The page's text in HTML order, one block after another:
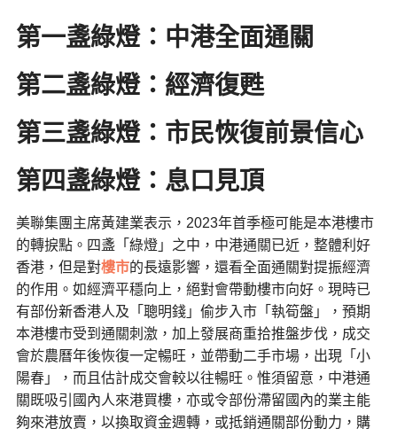
第一盞綠燈：中港全面通關
第二盞綠燈：經濟復甦
第三盞綠燈：市民恢復前景信心
第四盞綠燈：息口見頂
美聯集團主席黃建業表示，2023年首季極可能是本港樓市
的轉捩點。四盞「綠燈」之中，中港通關已近，整體利好
香港，但是對樓市的長遠影響，還看全面通關對提振經濟
的作用。如經濟平穩向上，絕對會帶動樓市向好。現時已
有部份新香港人及「聰明錢」偷步入市「執筍盤」，預期
本港樓市受到通關刺激，加上發展商重拾推盤步伐，成交
會於農曆年後恢復一定暢旺，並帶動二手市場，出現「小
陽春」，而且估計成交會較以往暢旺。惟須留意，中港通
關既吸引國內人來港買樓，亦或令部份滯留國內的業主能
夠來港放賣，以換取資金週轉，或抵銷通關部份動力，購